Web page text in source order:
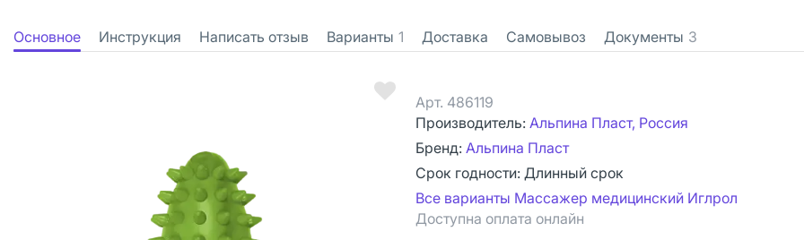
Основное Инструкция Написать отзыв Варианты 1 Доставка Самовывоз Документы 3
Арт. 486119
Производитель: Альпина Пласт, Россия
Бренд: Альпина Пласт
Срок годности: Длинный срок
Все варианты Массажер медицинский Иглрол
Доступна оплата онлайн